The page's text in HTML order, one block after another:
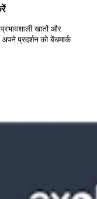
खातों और
प्रदर्शन को बेंचमार्क